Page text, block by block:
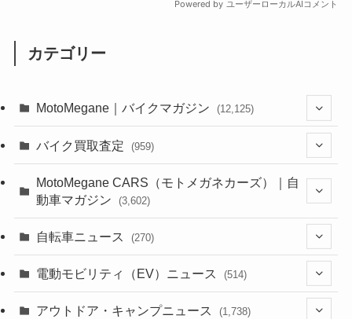
カテゴリー
MotoMegane｜バイクマガジン (12,125)
(44)
(637)
(118)
(60)
(252)
(38) (249)
(306)
(6,953)
(2,473)
(1,226)
バイク買取査定 (959)
(352)
MotoMegane CARS（モトメガネカーズ）｜自
動車マガジン
(3,602)
(185)
自転車ニュース (270)
(54)
(211)
電動モビリティ（EV）ニュース (514)
(132)
アウトドア・キャンプニュース (1,738)